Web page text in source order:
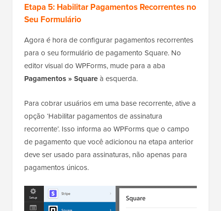
Etapa 5: Habilitar Pagamentos Recorrentes no
Seu Formulário
Agora é hora de configurar pagamentos recorrentes
para o seu formulário de pagamento Square. No
editor visual do WPForms, mude para a aba
Pagamentos » Squareà esquerda.
Para cobrar usuários em uma base recorrente, ative a
opção ‘Habilitar pagamentos de assinatura
recorrente’. Isso informa ao WPForms que o campo
de pagamento que você adicionou na etapa anterior
deve ser usado para assinaturas, não apenas para
pagamentos únicos.